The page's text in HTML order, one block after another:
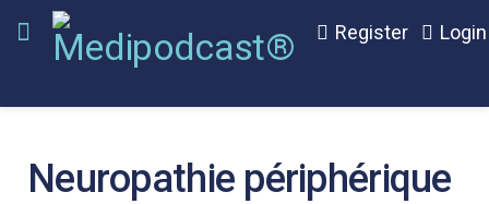
Register Login
Neuropathie périphérique